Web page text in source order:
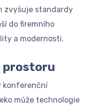
zvyšuje standardy
do firemního
a modernosti.
prostoru
konferenční
může technologie